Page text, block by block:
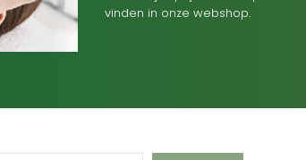
vinden in onze webshop.